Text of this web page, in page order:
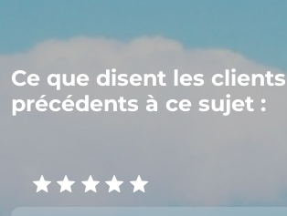
Ce que disent les clients
précédents à ce sujet :